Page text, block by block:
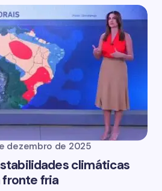
dezembro de 2025
climáticas
fronte fria